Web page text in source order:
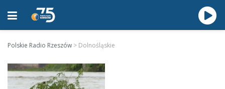
Polskie Radio Rzeszów > Dolnośląskie